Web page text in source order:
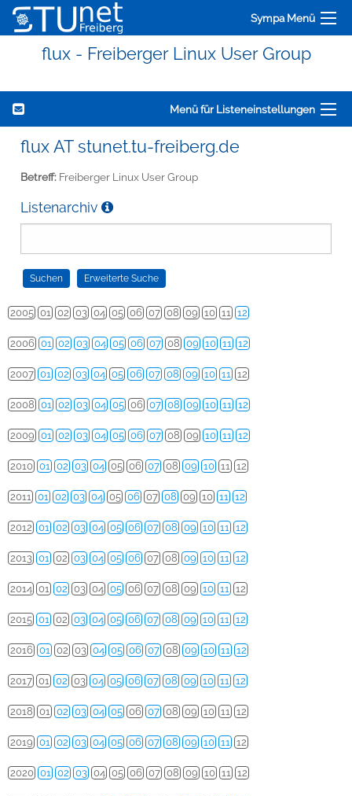
Sympa Menü
flux - Freiberger Linux User Group
Menü für Listeneinstellungen
flux AT stunet.tu-freiberg.de
Betreff: Freiberger Linux User Group
Listenarchiv
2005 01 02 03 04 05 06 07 08 09 10 11 12
2006 01 02 03 04 05 06 07 08 09 10 11 12
2007 01 02 03 04 05 06 07 08 09 10 11 12
2008 01 02 03 04 05 06 07 08 09 10 11 12
2009 01 02 03 04 05 06 07 08 09 10 11 12
2010 01 02 03 04 05 06 07 08 09 10 11 12
2011 01 02 03 04 05 06 07 08 09 10 11 12
2012 01 02 03 04 05 06 07 08 09 10 11 12
2013 01 02 03 04 05 06 07 08 09 10 11 12
2014 01 02 03 04 05 06 07 08 09 10 11 12
2015 01 02 03 04 05 06 07 08 09 10 11 12
2016 01 02 03 04 05 06 07 08 09 10 11 12
2017 01 02 03 04 05 06 07 08 09 10 11 12
2018 01 02 03 04 05 06 07 08 09 10 11 12
2019 01 02 03 04 05 06 07 08 09 10 11 12
2020 01 02 03 04 05 06 07 08 09 10 11 12